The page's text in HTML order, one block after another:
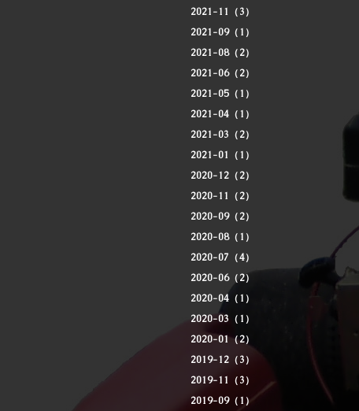
2021-11（3）
2021-09（1）
2021-08（2）
2021-06（2）
2021-05（1）
2021-04（1）
2021-03（2）
2021-01（1）
2020-12（2）
2020-11（2）
2020-09（2）
2020-08（1）
2020-07（4）
2020-06（2）
2020-04（1）
2020-03（1）
2020-01（2）
2019-12（3）
2019-11（3）
2019-09（1）